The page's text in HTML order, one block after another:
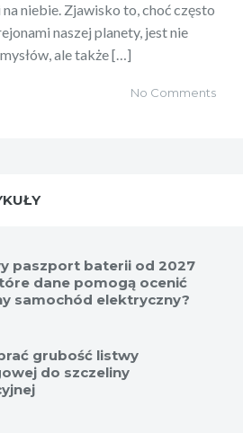
niebie. Zjawisko to, choć często
naszej planety, jest nie
ale także […]
No Comments
paszport baterii od 2027
dane pomogą ocenić
samochód elektryczny?
grubość listwy
do szczeliny